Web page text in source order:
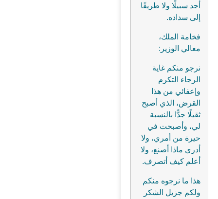
أجد سبيلًا ولا طريقًا
إلى سداده.
فخامة الملك،
معالي الوزير:
نرجو منكم غاية
الرجاء التكرم
وإعفائي من هذا
القرض، الذي أصبح
ثقيلًا جدًّا بالنسبة
لي، وأصبحت في
حيرة من أمري، ولا
أدري ماذا أصنع، ولا
أعلم كيف أتصرف.
هذا ما نرجوه منكم
ولكم جزيل الشكر